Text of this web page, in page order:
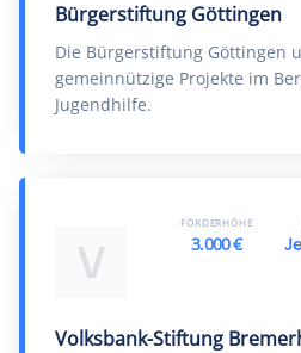
Bürgerstiftung Göttingen
Die Bürgerstiftung Göttingen
gemeinnützige Projekte im
Jugendhilfe.
V
Volksbank-Stiftung
FÖRDERHÖHE
3.000 €